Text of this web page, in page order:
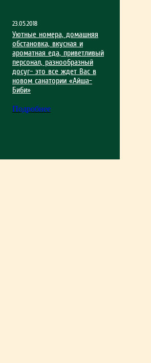
23.05.2018
Уютные номера, домашняя
обстановка, вкусная и
ароматная еда, приветливый
персонал, разнообразный
досуг– это все ждет Вас в
новом санатории «Айша-
Биби»
Подробнее